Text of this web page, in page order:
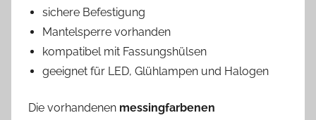
sichere Befestigung
Mantelsperre vorhanden
kompatibel mit Fassungshülsen
geeignet für LED, Glühlampen und Halogen
Die vorhandenen messingfarbenen